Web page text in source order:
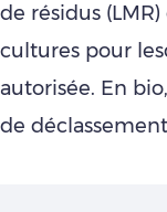
de résidus
cultures pour
autorisée. En
de